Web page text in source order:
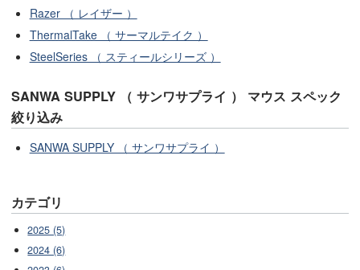
Razer （ レイザー ）
ThermalTake （ サーマルテイク ）
SteelSeries （ スティールシリーズ ）
SANWA SUPPLY （ サンワサプライ ） マウス スペック
絞り込み
SANWA SUPPLY （ サンワサプライ ）
カテゴリ
2025 (5)
2024 (6)